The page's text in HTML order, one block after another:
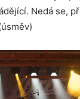
Nedá se,